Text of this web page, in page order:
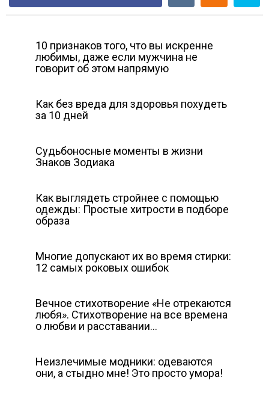
10 признаков того, что вы искренне
любимы, даже если мужчина не
говорит об этом напрямую
Как без вреда для здоровья похудеть
за 10 дней
Судьбоносные моменты в жизни
Знаков Зодиака
Как выглядеть стройнее с помощью
одежды: Простые хитрости в подборе
образа
Многие допускают их во время стирки:
12 самых роковых ошибок
Вечное стихотворение «Не отрекаются
любя». Стихотворение на все времена
о любви и расставании…
Неизлечимые модники: одеваются
они, а стыдно мне! Это просто умора!